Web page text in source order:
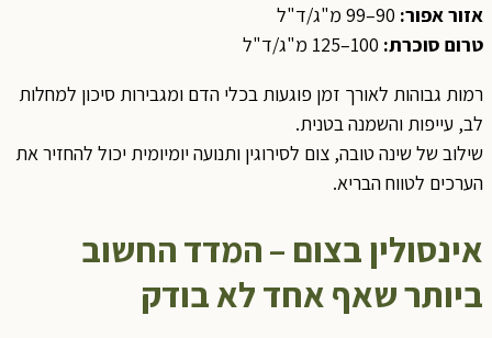
אזור אפור:90–99 מ"ג/ד"ל
טרום סוכרת:100–125 מ"ג/ד"ל
רמות גבוהות לאורך זמן פוגעות בכלי הדם ומגבירות סיכון למחלות
לב, עייפות והשמנה בטנית.
שילוב של שינה טובה, צום לסירוגין ותנועה יומיומית יכול להחזיר את
הערכים לטווח הבריא.
אינסולין בצום – המדד החשוב
ביותר שאף אחד לא בודק